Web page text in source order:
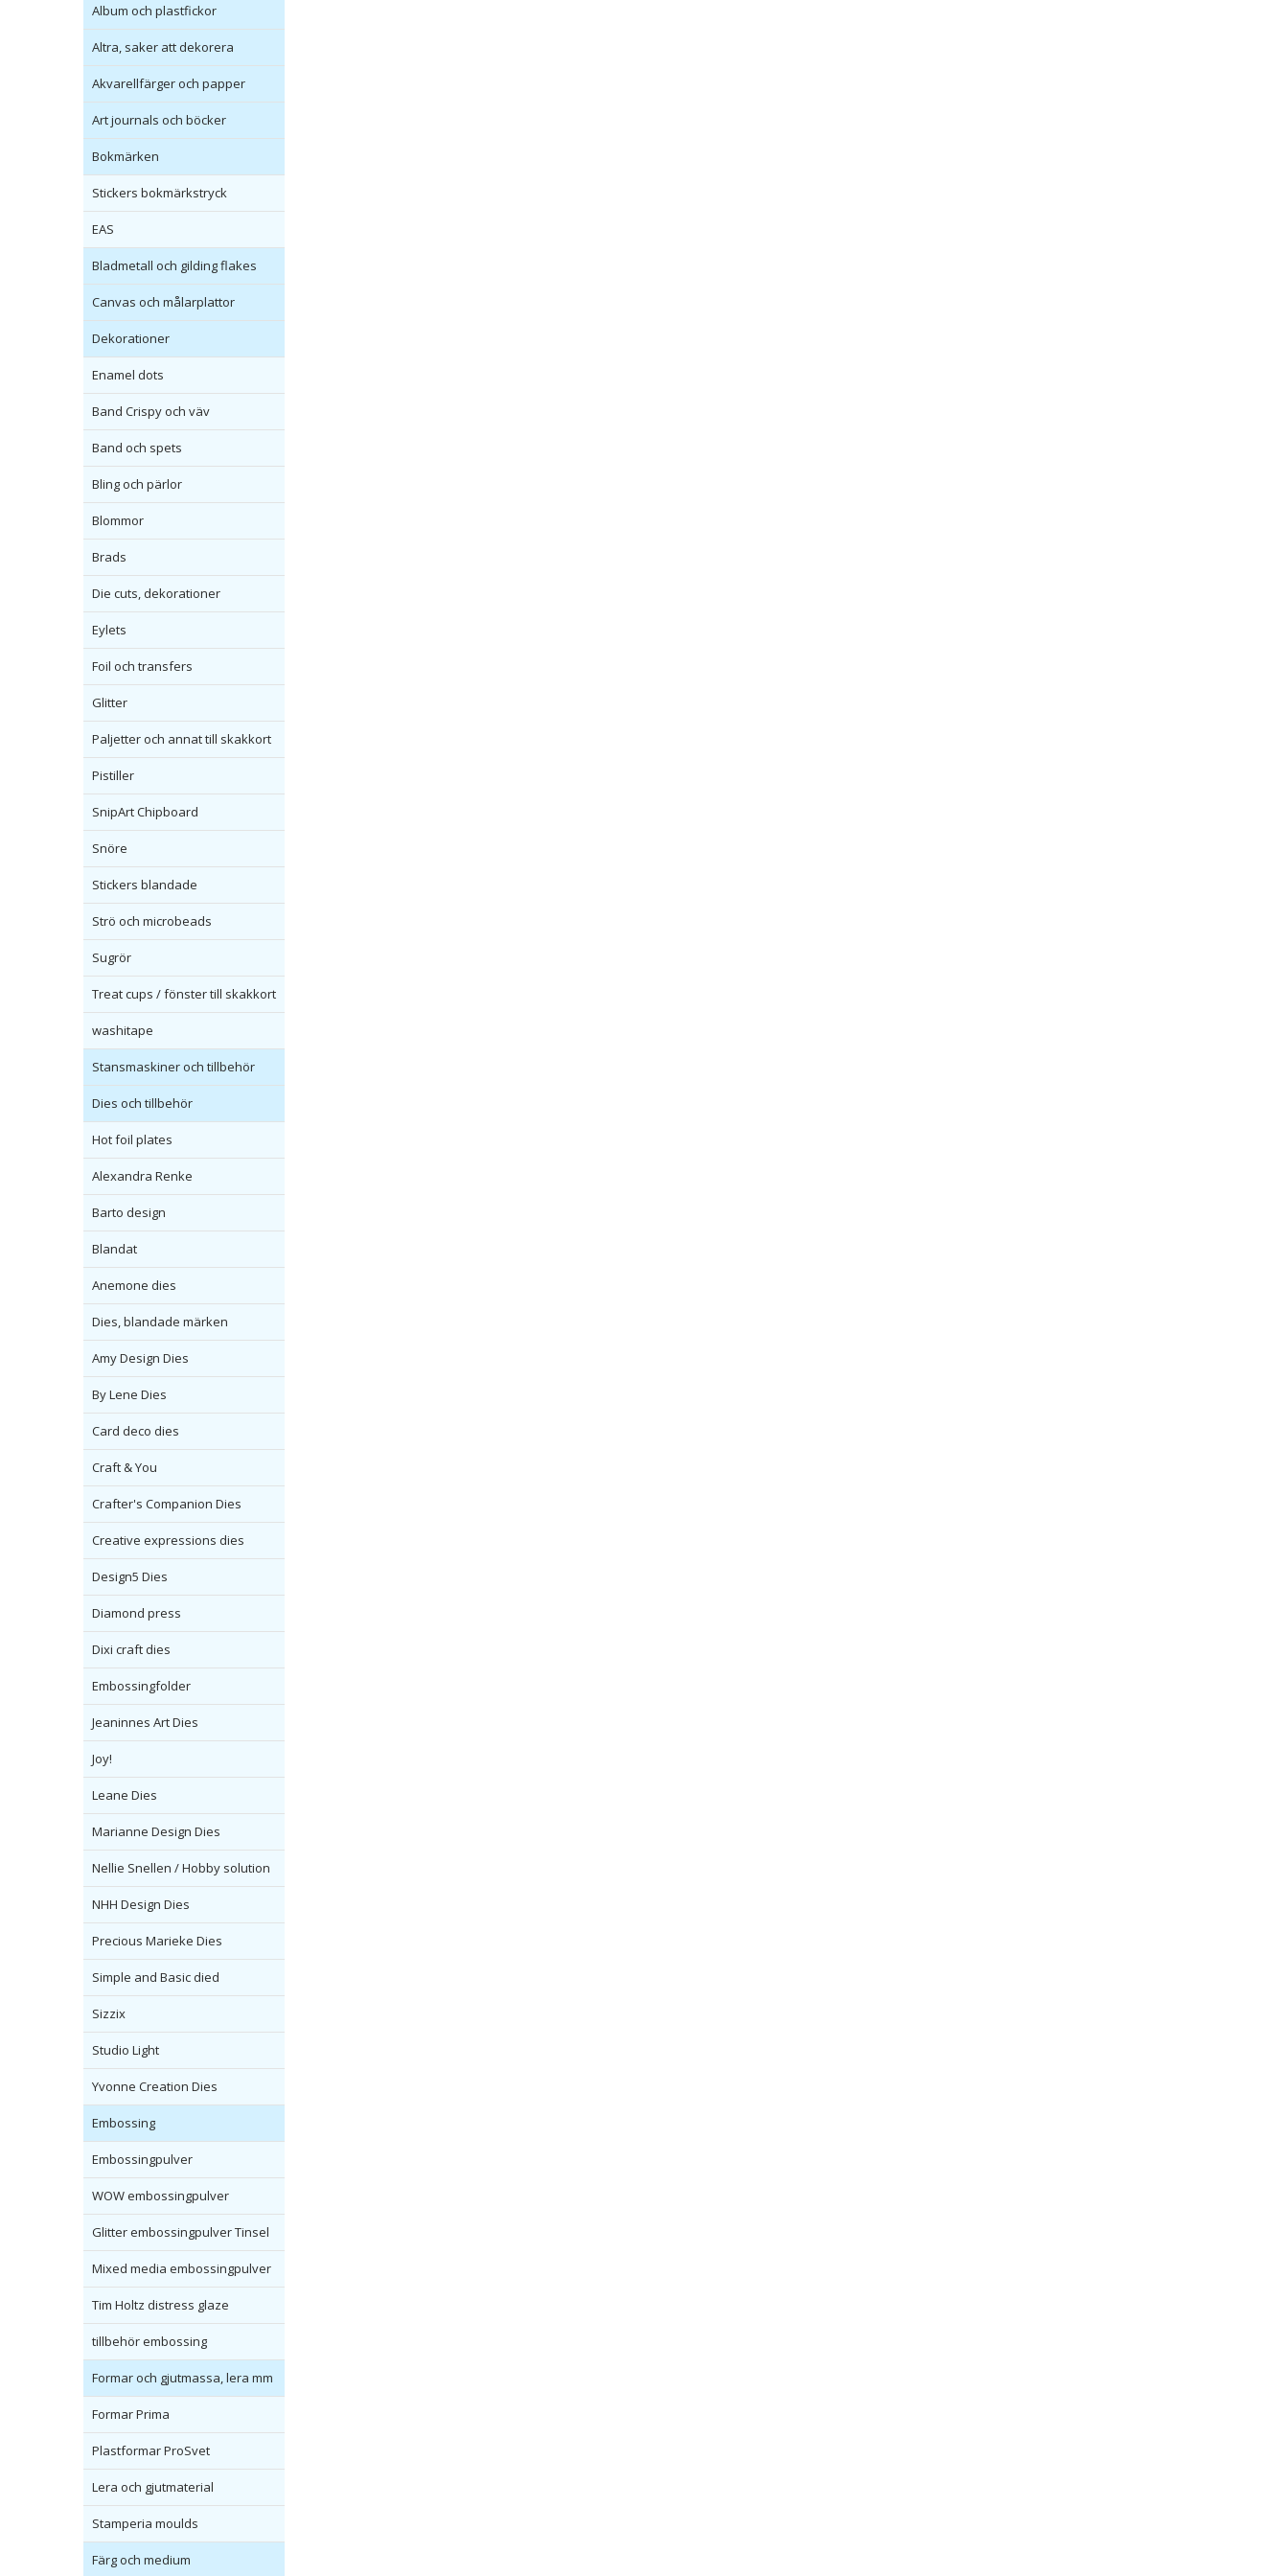
Album och plastfickor
Altra, saker att dekorera
Akvarellfärger och papper
Art journals och böcker
Bokmärken
Stickers bokmärkstryck
EAS
Bladmetall och gilding flakes
Canvas och målarplattor
Dekorationer
Enamel dots
Band Crispy och väv
Band och spets
Bling och pärlor
Blommor
Brads
Die cuts, dekorationer
Eylets
Foil och transfers
Glitter
Paljetter och annat till skakkort
Pistiller
SnipArt Chipboard
Snöre
Stickers blandade
Strö och microbeads
Sugrör
Treat cups / fönster till skakkort
washitape
Stansmaskiner och tillbehör
Dies och tillbehör
Hot foil plates
Alexandra Renke
Barto design
Blandat
Anemone dies
Dies, blandade märken
Amy Design Dies
By Lene Dies
Card deco dies
Craft & You
Crafter's Companion Dies
Creative expressions dies
Design5 Dies
Diamond press
Dixi craft dies
Embossingfolder
Jeaninnes Art Dies
Joy!
Leane Dies
Marianne Design Dies
Nellie Snellen / Hobby solution
NHH Design Dies
Precious Marieke Dies
Simple and Basic died
Sizzix
Studio Light
Yvonne Creation Dies
Embossing
Embossingpulver
WOW embossingpulver
Glitter embossingpulver Tinsel
Mixed media embossingpulver
Tim Holtz distress glaze
tillbehör embossing
Formar och gjutmassa, lera mm
Formar Prima
Plastformar ProSvet
Lera och gjutmaterial
Stamperia moulds
Färg och medium